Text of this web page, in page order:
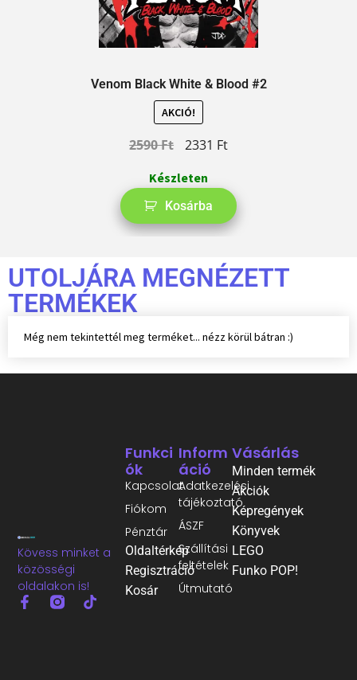
Venom Black White & Blood #2
AKCIÓ!
2590Ft 2331 Ft
Készleten
Kosárba
UTOLJÁRA MEGNÉZETT
TERMÉKEK
Még nem tekintettél meg terméket... nézz körül bátran :)
Kövess minket a
közösségi
oldalakon is!
Inform
Áció
Adatkezelési
tájékoztató
ÁSZF
Szállítási
feltételek
Útmutató
Funkci
Ók
Kapcsolat
Fiókom
Pénztár
Oldaltérkép
Regisztráció
Kosár
Vásárlás
Minden termék
Akciók
Képregények
Könyvek
LEGO
Funko POP!